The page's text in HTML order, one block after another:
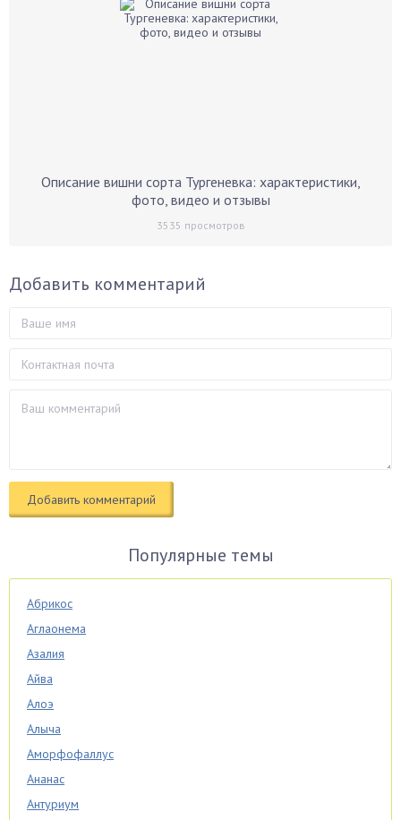
Описание вишни сорта Тургеневка: характеристики,
фото, видео и отзывы
3535 просмотров
Добавить комментарий
Популярные темы
Абрикос
Аглаонема
Азалия
Айва
Алоэ
Алыча
Аморфофаллус
Ананас
Антуриум